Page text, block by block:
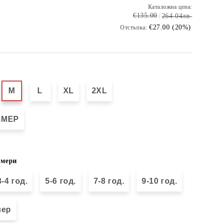
Каталожна цена:
€135.00 264.04лв.
Отстъпка: €27.00 (20%)
M L XL 2XL
4 год. 5-6 год. 7-8 год. 9-10 год.